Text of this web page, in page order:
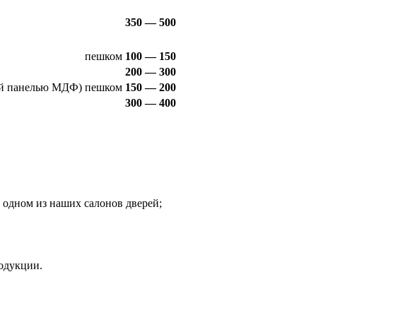
350 — 500
пешком 100 — 150
200 — 300
панелью МДФ) пешком 150 — 200
300 — 400
из наших салонов дверей;